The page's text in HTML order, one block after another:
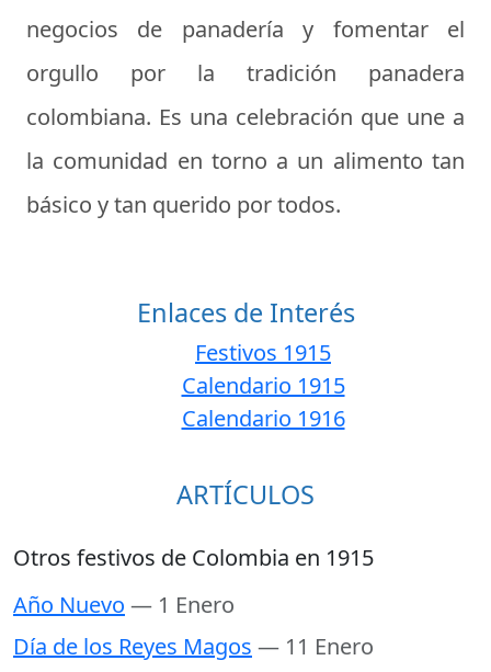
negocios de panadería y fomentar el
orgullo por la tradición panadera
colombiana. Es una celebración que une a
la comunidad en torno a un alimento tan
básico y tan querido por todos.
Enlaces de Interés
Festivos 1915
Calendario 1915
Calendario 1916
ARTÍCULOS
Otros festivos de Colombia en 1915
Año Nuevo — 1 Enero
Día de los Reyes Magos — 11 Enero